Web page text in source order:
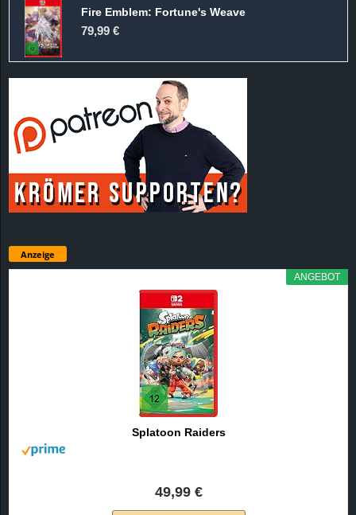
Fire Emblem: Fortune's Weave
79,99 €
Anzeige
ANGEBOT
Splatoon Raiders
49,99 €